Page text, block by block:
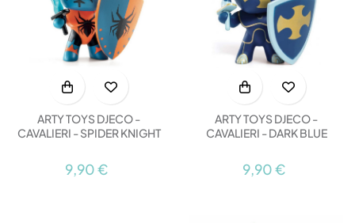
ARTY TOYS DJECO -
CAVALIERI - SPIDER KNIGHT
9,90 €
ARTY TOYS DJECO -
CAVALIERI - DARK BLUE
9,90 €